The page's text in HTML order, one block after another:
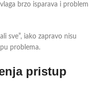
brzo isparava i problem
sve”, iako zapravo nisu
problema.
pristup